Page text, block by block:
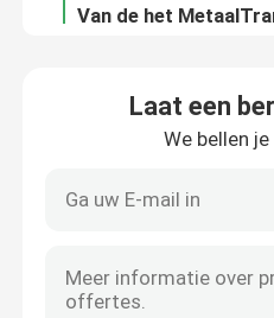
Neem contact met ons op
Het geperforeerde
Laat een
We bellen